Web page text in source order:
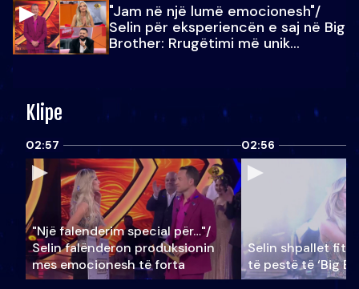
"Jam në një lumë emocionesh"/
Selin për eksperiencën e saj në Big
Brother: Rrugëtimi më unik…
Klipe
02:57
"Një falenderim special për…"/
Selin falënderon produksionin
mes emocionesh të forta
02:56
Selin shpallet
të pestë të ‘Big